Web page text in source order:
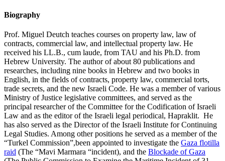
Biography
Prof. Miguel Deutch teaches courses on property law, law of
contracts, commercial law, and intellectual property law. He
received his LL.B., cum laude, from TAU and his Ph.D. from
Hebrew University. The author of about 80 publications and
researches, including nine books in Hebrew and two books in
English, in the fields of contracts, property law, commercial torts,
trade secrets, and the new Israeli Code. He was a member of various
Ministry of Justice legislative committees, and served as the
principal researcher of the Committee for the Codification of Israeli
Law and as the editor of the Israeli legal periodical, Hapraklit. He
has also served as the Director of the Israeli Institute for Continuing
Legal Studies. Among other positions he served as a member of the
“Turkel Commission”,been appointed to investigate the Gaza flotilla
raid (The “Mavi Marmara “incident), and the Blockade of Gaza